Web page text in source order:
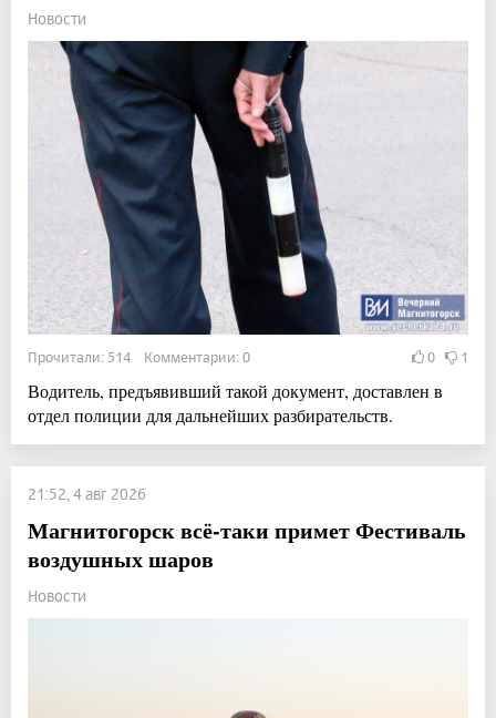
Новости
Прочитали: 514 Комментарии: 0 0 1
Водитель, предъявивший такой документ, доставлен в
отдел полиции для дальнейших разбирательств.
21:52, 4 авг 2026
Магнитогорск всё-таки примет Фестиваль
воздушных шаров
Новости